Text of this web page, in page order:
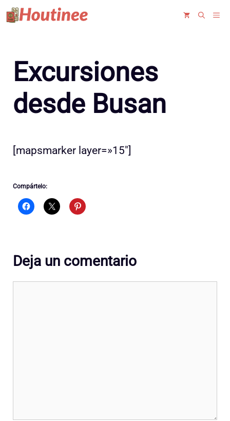
Saltar
al
Excursiones
desde Busan
[mapsmarker layer=»15″]
Compártelo:
Deja un comentario